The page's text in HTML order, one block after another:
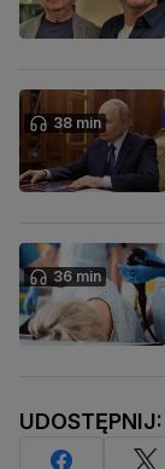
38 min
36 min
UDOSTĘPNIJ: